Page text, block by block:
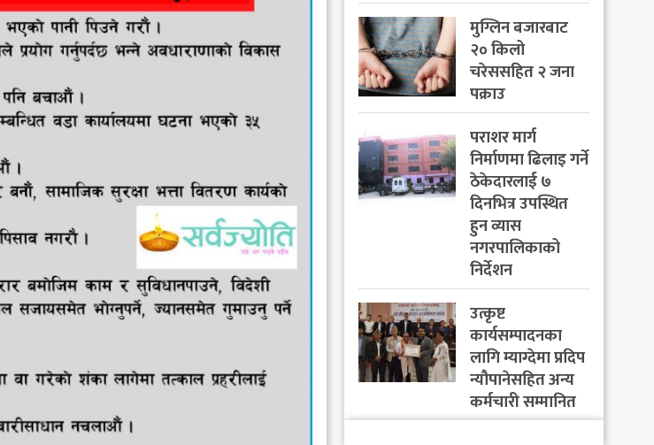
मुग्लिन बजारबाट
२० किलो
चरेससहित २ जना
पक्राउ
पराशर मार्ग
निर्माणमा ढिलाइ गर्ने
ठेकेदारलाई ७
दिनभित्र उपस्थित
हुन व्यास
नगरपालिकाको
निर्देशन
उत्कृष्ट
कार्यसम्पादनका
लागि म्याग्देमा प्रदिप
न्यौपानेसहित अन्य
कर्मचारी सम्मानित